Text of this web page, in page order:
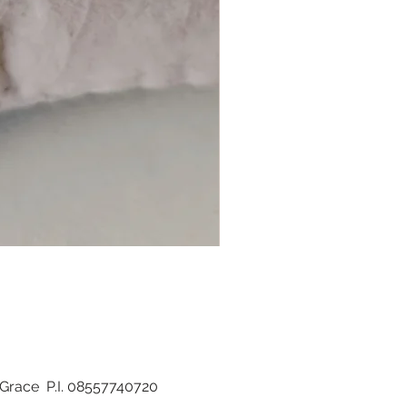
P.I. 08557740720